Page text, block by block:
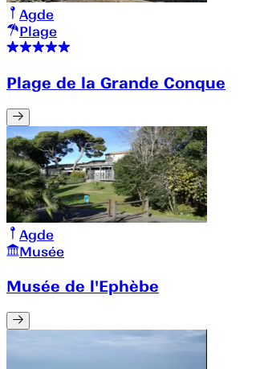
Agde
Plage
Plage de la Grande Conque
Agde
Musée
Musée de l'Ephèbe